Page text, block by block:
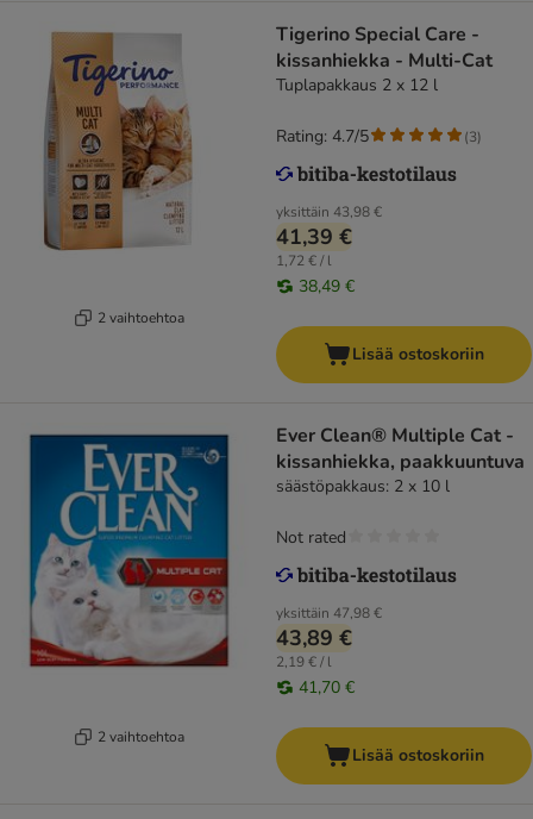
2 vaihtoehtoa
Tigerino Special Care -
kissanhiekka - Multi-Cat
Tuplapakkaus 2 x 12 l
yksittäin 43,98 €
41,39 €
1,72 € / l
38,49 €
Rating: 4.7/5 (3)
Lisää ostoskoriin
2 vaihtoehtoa
Ever Clean® Multiple Cat -
kissanhiekka, paakkuuntuva
säästöpakkaus: 2 x 10 l
yksittäin 47,98 €
43,89 €
2,19 € / l
41,70 €
Not rated
Lisää ostoskoriin